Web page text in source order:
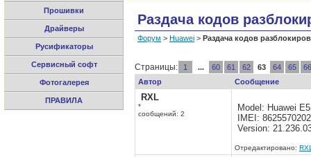
Прошивки
Драйверы
Русификаторы
Сервисный софт
Фотогалерея
ПРАВИЛА
Раздача кодов
Форум > Huawei > Раздача кодов
Страницы: 1 ... 60 61 62 63 64 65
66
Автор
Сообщение
RXL
*
сообщений: 2
Model: Huawei
IMEI:
Version:
Отредактировано: